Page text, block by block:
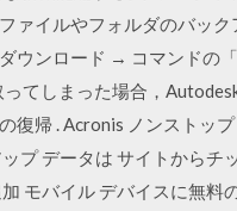
ァイルやフォルダのバッ
ウンロード → コマンドの
てしまった場合，
復帰 . Acronis ノンストッ
プ データは サイトからチ
モバイル デバイスに無料